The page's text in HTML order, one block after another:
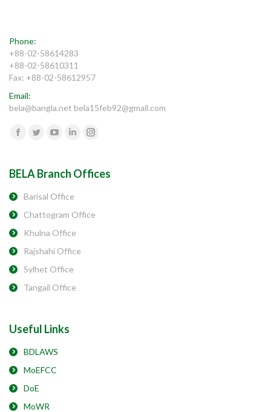
Phone:
+88-02-58614283
+88-02-58610311
Fax: +88-02-58612957
Email:
bela@bangla.net bela15feb92@gmail.com
Find us on:
YouTubeLinkedinInstagram
BELA Branch Offices
Barisal Office
Chattogram Office
Khulna Office
Rajshahi Office
Sylhet Office
Tangail Office
Useful Links
BDLAWS
MoEFCC
DoE
MoWR